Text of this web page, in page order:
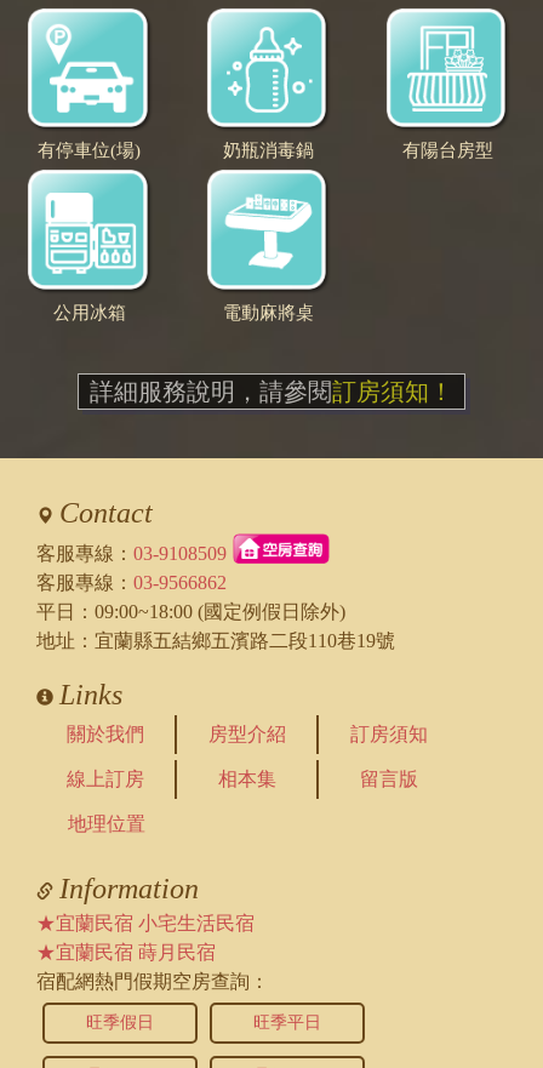
有停車位(場) 奶瓶消毒鍋 有陽台房型
公用冰箱 電動麻將桌
詳細服務說明，請參閱訂房須知！
Contact
客服專線： 03-9108509
客服專線： 03-9566862
平日：09:00~18:00 (國定例假日除外)
地址：宜蘭縣五結鄉五濱路二段110巷19號
Links
關於我們 房型介紹 訂房須知
線上訂房 相本集 留言版
地理位置
Information
★宜蘭民宿 小宅生活民宿
★宜蘭民宿 蒔月民宿
宿配網熱門假期空房查詢：
旺季假日 旺季平日